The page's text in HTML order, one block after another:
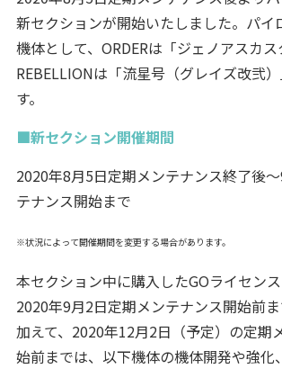
新セクションが開始いたしました。パイ
機体として、ORDERは「ジェノアスカス
REBELLIONは「流星号（グレイズ改弐
す。
■新セクション開催期間
2020年8月5日定期メンテナンス終了後
テナンス開始まで
※状況によって開催期間を変更する場合があります。
本セクション中に購入したGOライセンス
2020年9月2日定期メンテナンス開始前ま
加えて、2020年12月2日（予定）の定期
始前までは、以下機体の機体開発や強化